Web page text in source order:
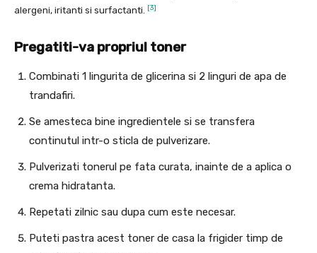
alergeni, iritanti si surfactanti.
[3]
Pregatiti-va propriul toner
Combinati 1 lingurita de glicerina si 2 linguri de apa de
trandafiri.
Se amesteca bine ingredientele si se transfera
continutul intr-o sticla de pulverizare.
Pulverizati tonerul pe fata curata, inainte de a aplica o
crema hidratanta.
Repetati zilnic sau dupa cum este necesar.
Puteti pastra acest toner de casa la frigider timp de